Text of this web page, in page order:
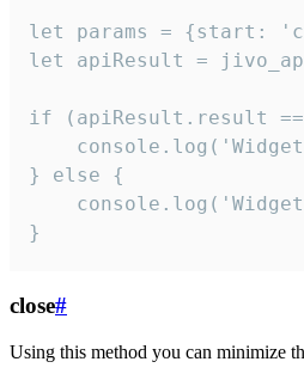
let params = {start:
let apiResult =
if (apiResult.result
} else {
}
close#
Using this method you can minimize